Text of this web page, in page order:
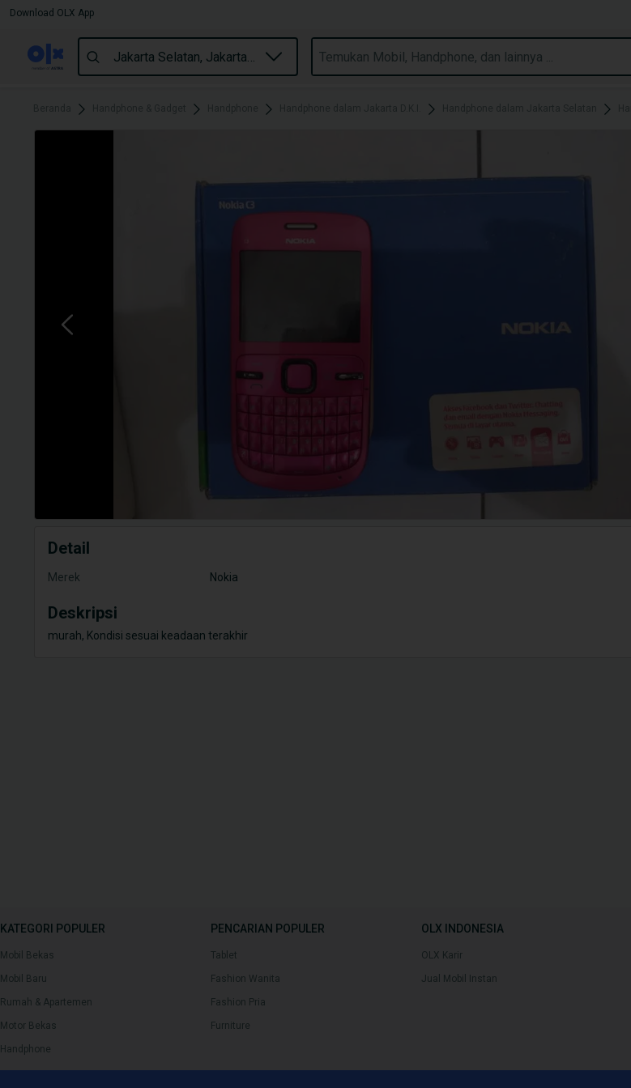
Download OLX App
Detail
Merek Nokia
Deskripsi
murah, Kondisi sesuai keadaan terakhir
KATEGORI POPULER
Mobil Bekas
Mobil Baru
Rumah & Apartemen
Motor Bekas
Handphone
PENCARIAN POPULER
Tablet
Fashion Wanita
Fashion Pria
Furniture
OLX INDONESIA
OLX Karir
Jual Mobil Instan